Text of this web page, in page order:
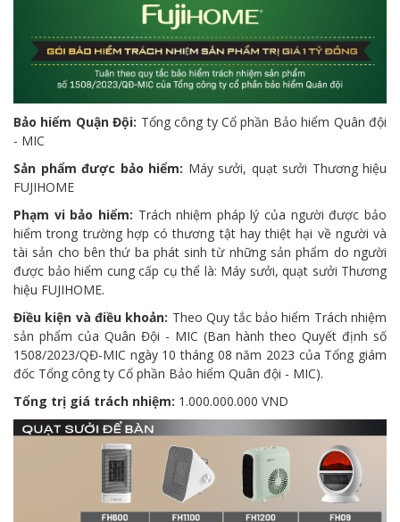
Bảo hiểm Quận Đội: Tổng công ty Cổ phần Bảo hiểm Quân đội
- MIC
Sản phẩm được bảo hiểm: Máy sưởi, quạt sưởi Thương hiệu
FUJIHOME
Phạm vi bảo hiểm: Trách nhiệm pháp lý của người được bảo
hiểm trong trường hợp có thương tật hay thiệt hại về người và
tài sản cho bên thứ ba phát sinh từ những sản phẩm do người
được bảo hiểm cung cấp cụ thể là: Máy sưởi, quạt sưởi Thương
hiệu FUJIHOME.
Điều kiện và điều khoản: Theo Quy tắc bảo hiểm Trách nhiệm
sản phẩm của Quân Đội - MIC (Ban hành theo Quyết định số
1508/2023/QĐ-MIC ngày 10 tháng 08 năm 2023 của Tổng giám
đốc Tổng công ty Cổ phần Bảo hiểm Quân đội - MIC).
Tổng trị giá trách nhiệm: 1.000.000.000 VND